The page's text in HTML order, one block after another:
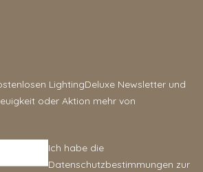
LightingDeluxe Newsletter und
oder Aktion mehr von
Ich habe die
Datenschutzbestimmungen zur